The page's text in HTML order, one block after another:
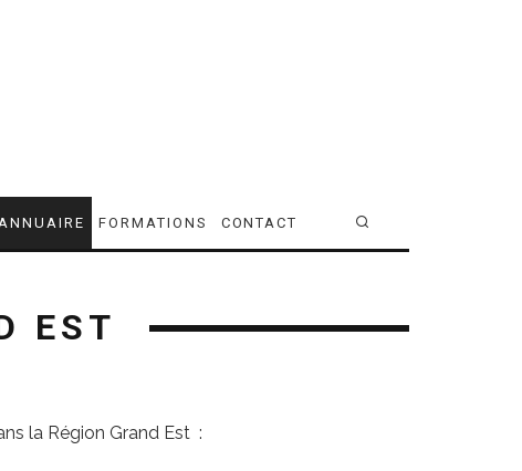
ANNUAIRE FORMATIONS CONTACT
EST
la Région Grand Est :